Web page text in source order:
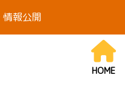
情報公開
HOME